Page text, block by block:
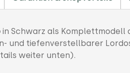
in Schwarz als Komplettmodell
und tiefenverstellbarer
weiter unten).